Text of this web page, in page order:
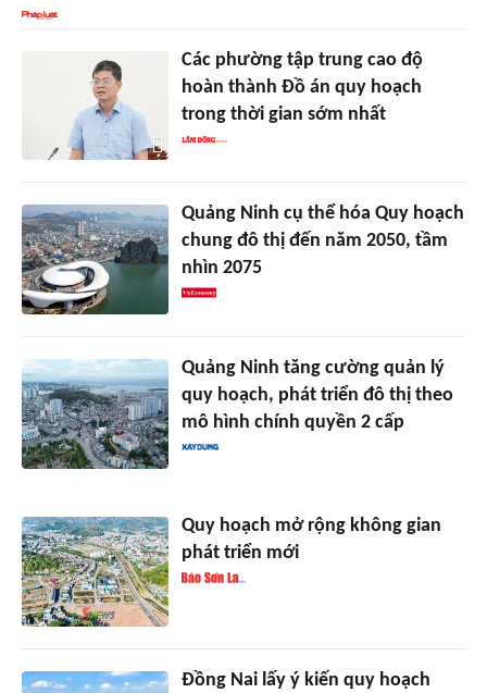
Các phường tập trung cao độ
hoàn thành Đồ án quy hoạch
trong thời gian sớm nhất
Quảng Ninh cụ thể hóa Quy hoạch
chung đô thị đến năm 2050, tầm
nhìn 2075
Quảng Ninh tăng cường quản lý
quy hoạch, phát triển đô thị theo
mô hình chính quyền 2 cấp
Quy hoạch mở rộng không gian
phát triển mới
Đồng Nai lấy ý kiến quy hoạch